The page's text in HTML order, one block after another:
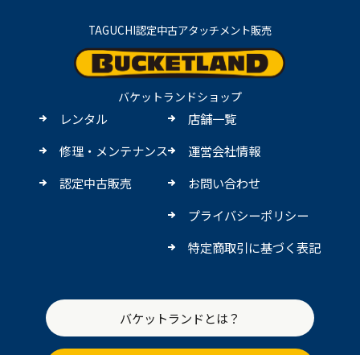
TAGUCHI認定中古アタッチメント販売
バケットランドショップ
レンタル
修理・メンテナンス
認定中古販売
店舗一覧
運営会社情報
お問い合わせ
プライバシーポリシー
特定商取引に基づく表記
バケットランドとは？